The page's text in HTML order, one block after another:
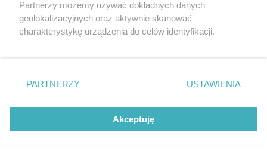
Partnerzy możemy używać dokładnych danych
geolokalizacyjnych oraz aktywnie skanować
charakterystykę urządzenia do celów identyfikacji.
zmienić/wycofać klikając przycisk ustawień prywatności
znajdujący się w lewym dolnym rogu strony
rodzaje przetwarzania danych nie wymagają zgody
użytkownika, ale masz prawo sprzeciwić się takiemu
PARTNERZY USTAWIENIA
Akceptuję